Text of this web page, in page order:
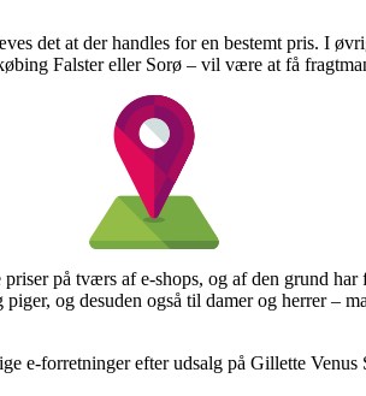
det at der handles for en bestemt pris. I
Falster eller Sorø – vil være at få
på tværs af e-shops, og af den grund
og desuden også til damer og herrer –
e-forretninger efter udsalg på Gillette